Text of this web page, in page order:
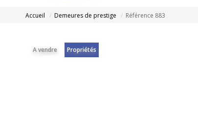
Accueil Demeures de prestige Référence 883
A vendre Propriétés